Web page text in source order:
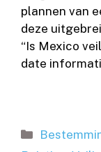
plannen van
deze
“Is Mexico
date